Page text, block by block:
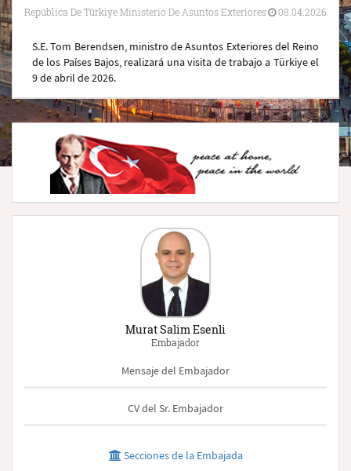
República De Türkiye Ministerio De Asuntos Exteriores 08.04.2026
S.E. Tom Berendsen, ministro de Asuntos Exteriores del Reino
de los Países Bajos, realizará una visita de trabajo a Türkiye el
9 de abril de 2026.
Murat Salim Esenli
Embajador
Mensaje del Embajador
CV del Sr. Embajador
Secciones de la Embajada